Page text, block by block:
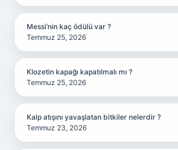
Messi’nin kaç ödülü var ?
Temmuz 25, 2026
Klozetin kapağı kapatılmalı mı ?
Temmuz 25, 2026
Kalp atışını yavaşlatan bitkiler nelerdir ?
Temmuz 23, 2026